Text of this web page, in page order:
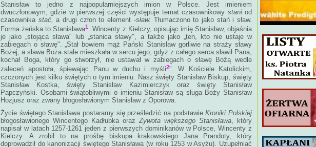
Stanisław to jedno z najpopularniejszych imion w Polsce. Jest imieniem
dwuczłonowym, gdzie w pierwszej części występuje temat czasownikowy staniod
czasownika stać,a drugi człon to element -sław. Tłumaczono to jako stań i sław.
Forma żeńska to Stanisława1. Wincenty z Kielczy, opisując imię Stanisław, objaśnia
je jako „stojąca sława" lub „stanica sławy", a także jako „ten, kto nie ustaje w
zabiegach o sławę". „Stał bowiem mąż Pański Stanisław gorliwie na straży sławy
Bożej, a sława Boża stale mieszkała w sercu jego, gdyż z całego serca sławił Pana,
kochał Boga, który go stworzył, nie ustawał w zabiegach o sławę Bożą wedle
zaleceń apostoła, śpiewając Panu w duchu i myśli2". W Kościele Katolickim,
czczonych jest kilku świętych o tym imieniu. Nasz święty Stanisław Biskup, święty
Stanisław Kostka, święty Stanisław Kazimierczyk oraz święty Stanisław
Papczyński. Osobami świątobliwymi o imieniu Stanisław są sługa Boży Stanisław
Hozjusz oraz zwany błogosławionym Stanisław z Oporowa.
Życie świętego Stanisława postaramy się prześledzić na podstawieKroniki Polskiej
błogosławionego Wincentego Kadłubka oraz Żywota większego Stanisława , który
napisał w latach 1257-1261 jeden z pierwszych dominikanów w Polsce, Wincenty z
Kielczy. A zrobił to na prośbę biskupa krakowskiego Jana Prandoty, który
doprowadził do kanonizacji świętego Stanisława (w roku 1253 w Asyżu). Uzupełniać